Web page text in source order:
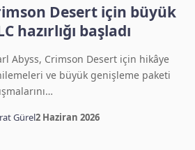
Desert için büyük
hazırlığı başladı
Abyss, Crimson Desert için hikâye
ve büyük genişleme paketi
Gürel2 Haziran 2026